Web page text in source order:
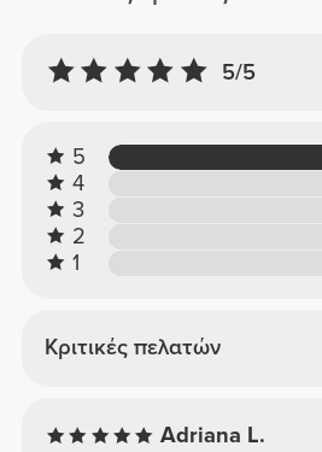
5/5
5
4
3
2
1
Κριτικές πελατών
Adriana L.